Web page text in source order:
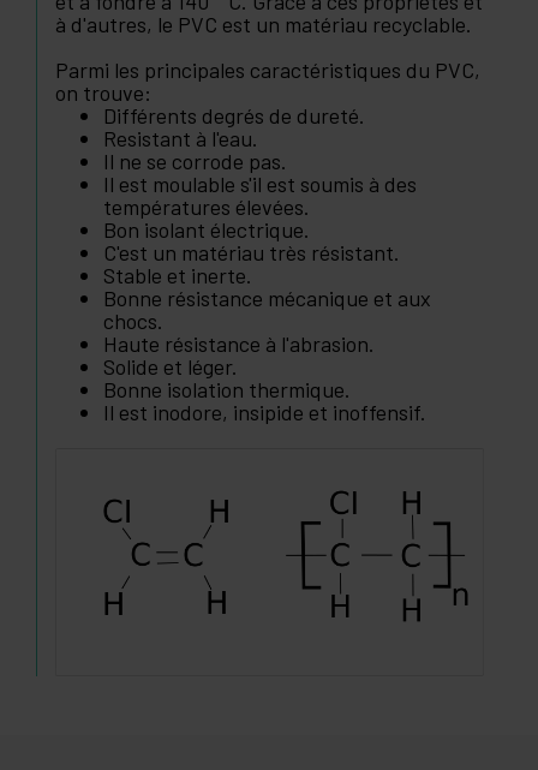
à d'autres, le PVC est un matériau recyclable.
Parmi les principales caractéristiques du PVC,
on trouve:
Différents degrés de dureté.
Resistant à l'eau.
Il ne se corrode pas.
Il est moulable s'il est soumis à des
températures élevées.
Bon isolant électrique.
C'est un matériau très résistant.
Stable et inerte.
Bonne résistance mécanique et aux
chocs.
Haute résistance à l'abrasion.
Solide et léger.
Bonne isolation thermique.
Il est inodore, insipide et inoffensif.